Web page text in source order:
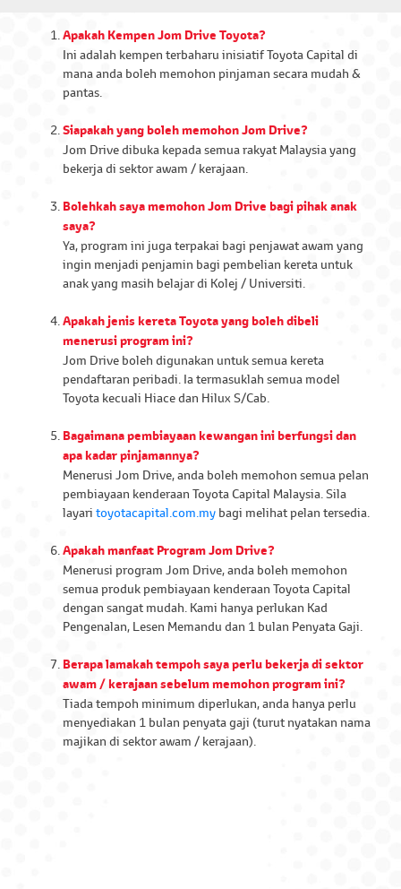
Apakah Kempen Jom Drive Toyota?
Ini adalah kempen terbaharu inisiatif Toyota Capital di
mana anda boleh memohon pinjaman secara mudah &
pantas.
Siapakah yang boleh memohon Jom Drive?
Jom Drive dibuka kepada semua rakyat Malaysia yang
bekerja di sektor awam / kerajaan.
Bolehkah saya memohon Jom Drive bagi pihak anak
saya?
Ya, program ini juga terpakai bagi penjawat awam yang
ingin menjadi penjamin bagi pembelian kereta untuk
anak yang masih belajar di Kolej / Universiti.
Apakah jenis kereta Toyota yang boleh dibeli
menerusi program ini?
Jom Drive boleh digunakan untuk semua kereta
pendaftaran peribadi. Ia termasuklah semua model
Toyota kecuali Hiace dan Hilux S/Cab.
Bagaimana pembiayaan kewangan ini berfungsi dan
apa kadar pinjamannya?
Menerusi Jom Drive, anda boleh memohon semua pelan
pembiayaan kenderaan Toyota Capital Malaysia. Sila
layari toyotacapital.com.my bagi melihat pelan tersedia.
Apakah manfaat Program Jom Drive?
Menerusi program Jom Drive, anda boleh memohon
semua produk pembiayaan kenderaan Toyota Capital
dengan sangat mudah. Kami hanya perlukan Kad
Pengenalan, Lesen Memandu dan 1 bulan Penyata Gaji.
Berapa lamakah tempoh saya perlu bekerja di sektor
awam / kerajaan sebelum memohon program ini?
Tiada tempoh minimum diperlukan, anda hanya perlu
menyediakan 1 bulan penyata gaji (turut nyatakan nama
majikan di sektor awam / kerajaan).